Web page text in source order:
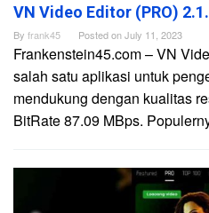
VN Video Editor (PRO)
By frank45 Posted onJuly 11, 2023
Frankenstein45.com – VN
salah satu aplikasi untuk
mendukung dengan kualitas
BitRate 87.09 MBps.